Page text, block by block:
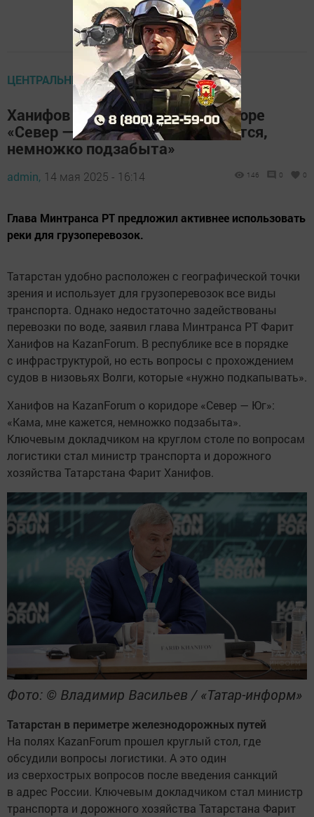
ЦЕНТРАЛЬНЫЕ НОВОСТИ
Ханифов на KazanForum о коридоре
«Север — Юг»: «Кама, мне кажется,
немножко подзабыта»
admin, 14 мая 2025 - 16:14 146 0 0
Глава Минтранса РТ предложил активнее использовать
реки для грузоперевозок.
Татарстан удобно расположен с географической точки
зрения и использует для грузоперевозок все виды
транспорта. Однако недостаточно задействованы
перевозки по воде, заявил глава Минтранса РТ Фарит
Ханифов на KazanForum. В республике все в порядке
с инфраструктурой, но есть вопросы с прохождением
судов в низовьях Волги, которые «нужно подкапывать».
Ханифов на KazanForum о коридоре «Север — Юг»:
«Кама, мне кажется, немножко подзабыта».
Ключевым докладчиком на круглом столе по вопросам
логистики стал министр транспорта и дорожного
хозяйства Татарстана Фарит Ханифов.
Фото: © Владимир Васильев / «Татар-информ»
Татарстан в периметре железнодорожных путей
На полях KazanForum прошел круглый стол, где
обсудили вопросы логистики. А это один
из сверхострых вопросов после введения санкций
в адрес России. Ключевым докладчиком стал министр
транспорта и дорожного хозяйства Татарстана Фарит